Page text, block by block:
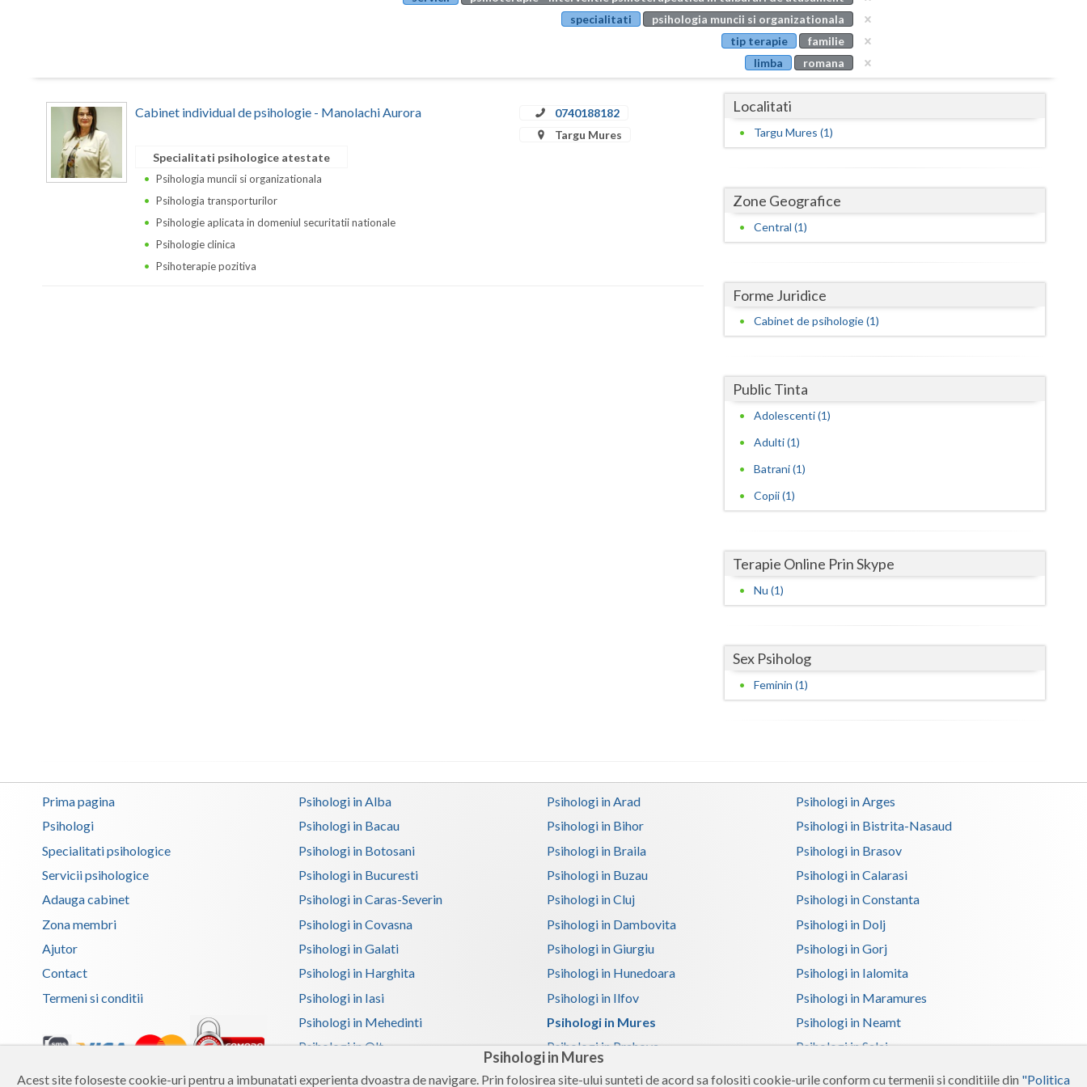
Psihologi in Mures
Acest site foloseste cookie-uri pentru a imbunatati experienta dvoastra de navigare. Prin folosirea site-ului sunteti de acord sa folositi cookie-urile conform cu termenii si conditiile din "Politica
Buzau
Calarasi
Caras-Severin
Gorj
Mehedinti
Sibiu
Suceava
Teleorman
Timis
Valcea
Vaslui
specialitati
psihologia muncii si organizationala
tip terapie
familie
limba
romana
Cabinet individual de psihologie - Manolachi Aurora
0740188182
Targu Mures
Specialitati psihologice atestate
Psihologia muncii si organizationala
Psihologia transporturilor
Psihologie aplicata in domeniul securitatii nationale
Psihologie clinica
Psihoterapie pozitiva
Localitati
Targu Mures (1)
Zone Geografice
Central (1)
Forme Juridice
Cabinet de psihologie (1)
Public Tinta
Adolescenti (1)
Adulti (1)
Batrani (1)
Copii (1)
Terapie Online Prin Skype
Nu (1)
Sex Psiholog
Feminin (1)
Prima pagina
Psihologi
Specialitati psihologice
Servicii psihologice
Adauga cabinet
Zona membri
Ajutor
Contact
Termeni si conditii
Copyright 2026 Reframing SRL
Psihologi in Alba Psihologi in Arad
Psihologi in Arges
Psihologi in Bacau
Psihologi in Bihor
Psihologi in Bistrita-Nasaud
Psihologi in Botosani
Psihologi in Braila
Psihologi in Brasov
Psihologi in Bucuresti
Psihologi in Buzau
Psihologi in Calarasi
Psihologi in Caras-Severin
Psihologi in Cluj
Psihologi in Constanta
Psihologi in Covasna
Psihologi in Dambovita
Psihologi in Dolj
Psihologi in Galati
Psihologi in Giurgiu
Psihologi in Gorj
Psihologi in Harghita
Psihologi in Hunedoara
Psihologi in Ialomita
Psihologi in Iasi
Psihologi in Ilfov
Psihologi in Maramures
Psihologi in Mehedinti
Psihologi in Mures
Psihologi in Neamt
Psihologi in Olt
Psihologi in Prahova
Psihologi in Salaj